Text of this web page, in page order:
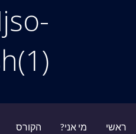
ראשי מי אני? הקורס